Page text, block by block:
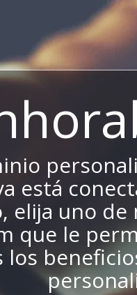
está
elija uno
que le
los